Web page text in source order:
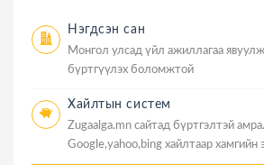
Нэгдсэн сан
Монгол улсад үйл ажиллагаа
бүртгүүлэх боломжтой
Хайлтын систем
Zugaalga.mn сайтад бүртгэлтэй
Google,yahoo,bing хайлтаар хамгийн